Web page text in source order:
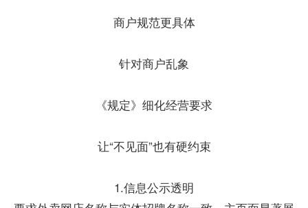
商户规范更具体
针对商户乱象
《规定》细化经营要求
让“不见面”也有硬约束
1.信息公示透明